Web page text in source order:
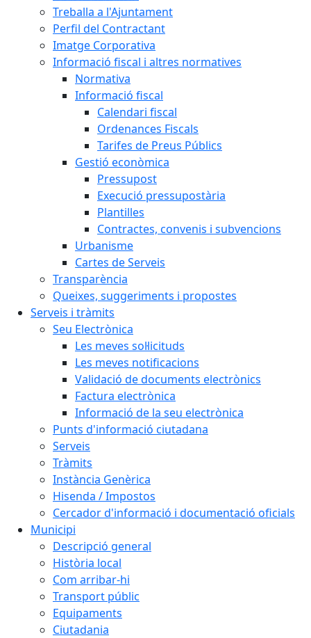
Treballa a l'Ajuntament
Perfil del Contractant
Imatge Corporativa
Informació fiscal i altres normatives
Normativa
Informació fiscal
Calendari fiscal
Ordenances Fiscals
Tarifes de Preus Públics
Gestió econòmica
Pressupost
Execució pressupostària
Plantilles
Contractes, convenis i subvencions
Urbanisme
Cartes de Serveis
Transparència
Queixes, suggeriments i propostes
Serveis i tràmits
Seu Electrònica
Les meves sol·licituds
Les meves notificacions
Validació de documents electrònics
Factura electrònica
Informació de la seu electrònica
Punts d'informació ciutadana
Serveis
Tràmits
Instància Genèrica
Hisenda / Impostos
Cercador d'informació i documentació oficials
Municipi
Descripció general
Història local
Com arribar-hi
Transport públic
Equipaments
Ciutadania